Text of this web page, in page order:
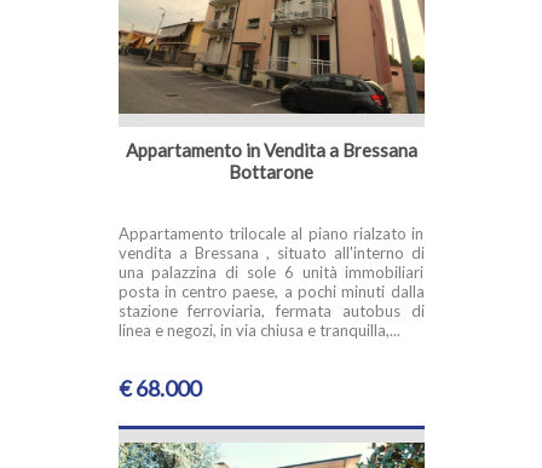
Appartamento in Vendita a Bressana
Bottarone
Appartamento trilocale al piano rialzato in
vendita a Bressana , situato all'interno di
una palazzina di sole 6 unità immobiliari
posta in centro paese, a pochi minuti dalla
stazione ferroviaria, fermata autobus di
linea e negozi, in via chiusa e tranquilla,...
€ 68.000